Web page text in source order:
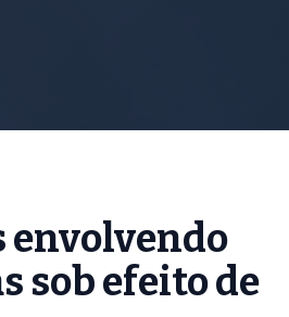
envolvendo
sob efeito de